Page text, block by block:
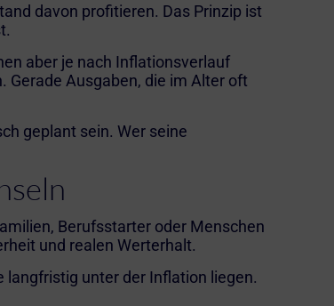
davon profitieren. Das Prinzip ist
aber je nach Inflationsverlauf
Ausgaben, die im Alter oft
geplant sein. Wer seine
Berufsstarter oder Menschen
und realen Werterhalt.
langfristig unter der Inflation liegen.